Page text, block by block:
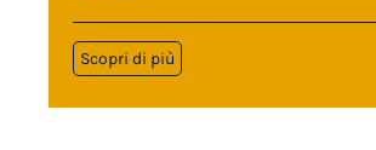
Scopri di più